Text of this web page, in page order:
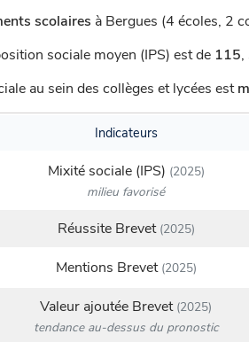
scolaires à Bergues (4 écoles, 2
sociale moyen (IPS) est de 115,
au sein des collèges et lycées est
Indicateurs
Mixité sociale (IPS) (2025)
milieu favorisé
Réussite Brevet(2025)
Mentions Brevet(2025)
Valeur ajoutée Brevet(2025)
tendance au-dessus du pronostic